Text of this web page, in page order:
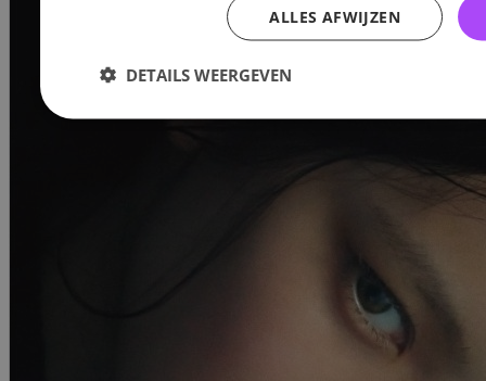
ALLES AFWIJZEN
DETAILS WEERGEVEN